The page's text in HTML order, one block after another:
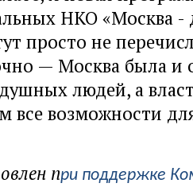
НКО «Москва -
просто не
— Москва была и
людей, а
все возможности
при поддержке